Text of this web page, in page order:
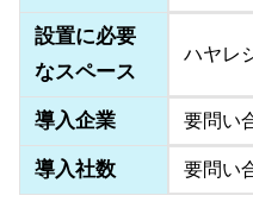
設置に必要
なスペース
ハヤレ
導入企業 要問い
導入社数 要問い